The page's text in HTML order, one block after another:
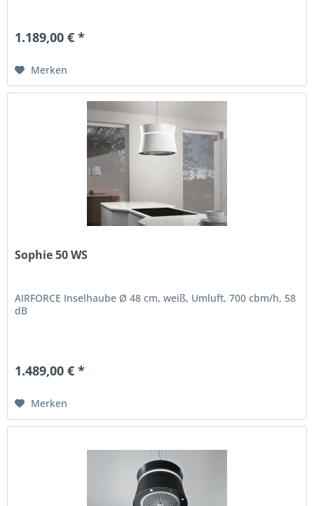
1.189,00 € *
Merken
Sophie 50 WS
AIRFORCE Inselhaube Ø 48 cm, weiß, Umluft, 700 cbm/h, 58
dB
1.489,00 € *
Merken